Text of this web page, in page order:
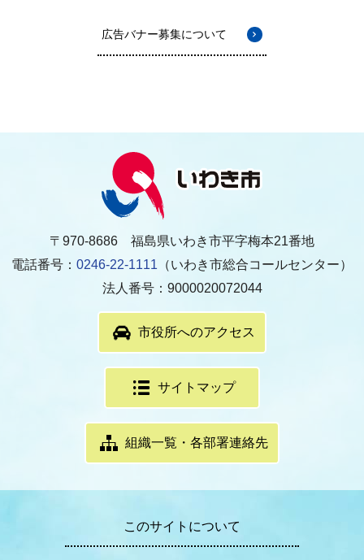
広告バナー募集について
〒970-8686 福島県いわき市平字梅本21番地
電話番号： 0246-22-1111 （いわき市総合コールセンター）
法人番号：9000020072044
市役所へのアクセス
サイトマップ
組織一覧・各部署連絡先
このサイトについて